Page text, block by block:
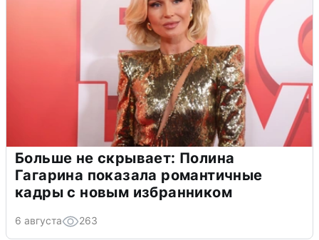
Больше не скрывает: Полина
Гагарина показала романтичные
кадры с новым избранником
6 августа 263